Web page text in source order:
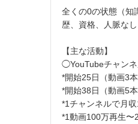
全くの0の状態（知
歴、資格、人脈なし
【主な活動】
◯YouTubeチャン
*開始25日（動画3
*開始38日（動画5
*1チャンネルで月収
*1動画100万再生〜